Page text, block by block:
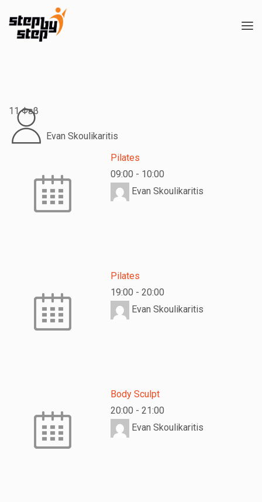
11 Φεβ
Evan Skoulikaritis
Pilates
09:00 - 10:00
Evan Skoulikaritis
Pilates
19:00 - 20:00
Evan Skoulikaritis
Body Sculpt
20:00 - 21:00
Evan Skoulikaritis